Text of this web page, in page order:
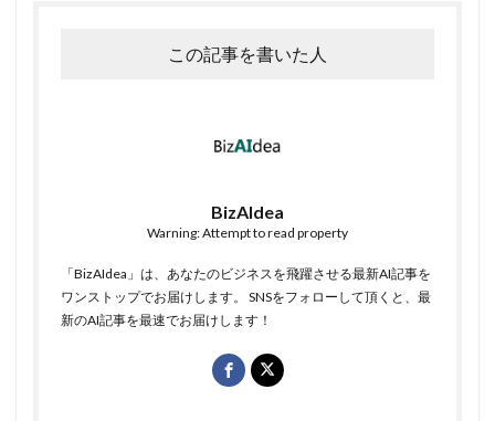
この記事を書いた人
BizAIdea
Warning: Attempt to read property
「BizAIdea」は、あなたのビジネスを飛躍させる最新AI記事を
ワンストップでお届けします。 SNSをフォローして頂くと、最
新のAI記事を最速でお届けします！